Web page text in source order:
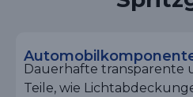
Dauerhafte
Teile, wie